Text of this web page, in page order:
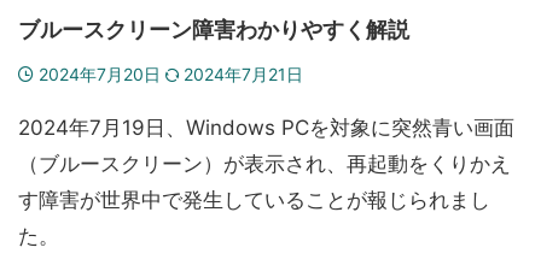
ブルースクリーン障害わかりやすく解説
2024年7月20日 2024年7月21日
2024年7月19日、Windows PCを対象に突然青い画面
（ブルースクリーン）が表示され、再起動をくりかえ
す障害が世界中で発生していることが報じられまし
た。